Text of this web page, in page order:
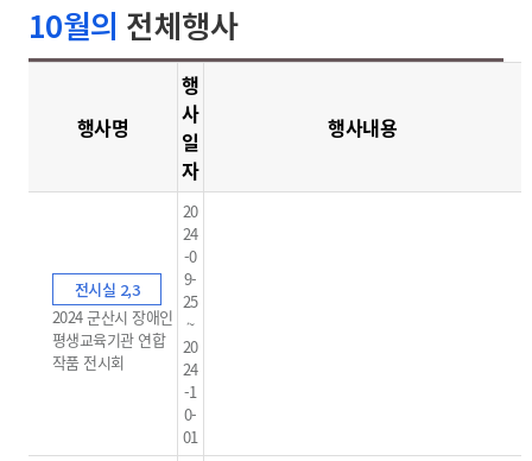
10월의 전체행사
행사명
행
사
일
자
행사내용
전시실 2,3
2024 군산시 장애인
평생교육기관 연합
작품 전시회
20
24
-0
9-
25
~
20
24
-1
0-
01